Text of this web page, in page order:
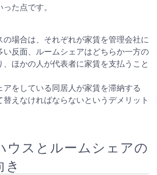
た点です。
の場合は、それぞれが家賃を管理会社に
い反面、ルームシェアはどちらか一方の
、ほかの人が代表者に家賃を支払うこと
アをしている同居人が家賃を滞納する
替えなければならないというデメリット
ウスとルームシェアの
き